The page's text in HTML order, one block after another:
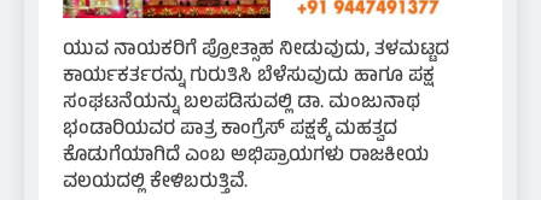
ಯುವ ನಾಯಕರಿಗೆ ಪ್ರೋತ್ಸಾಹ ನೀಡುವುದು, ತಳಮಟ್ಟದ
ಕಾರ್ಯಕರ್ತರನ್ನು ಗುರುತಿಸಿ ಬೆಳೆಸುವುದು ಹಾಗೂ ಪಕ್ಷ
ಸಂಘಟನೆಯನ್ನು ಬಲಪಡಿಸುವಲ್ಲಿ ಡಾ. ಮಂಜುನಾಥ
ಭಂಡಾರಿಯವರ ಪಾತ್ರ ಕಾಂಗ್ರೆಸ್ ಪಕ್ಷಕ್ಕೆ ಮಹತ್ವದ
ಕೊಡುಗೆಯಾಗಿದೆ ಎಂಬ ಅಭಿಪ್ರಾಯಗಳು ರಾಜಕೀಯ
ವಲಯದಲ್ಲಿ ಕೇಳಿಬರುತ್ತಿವೆ.